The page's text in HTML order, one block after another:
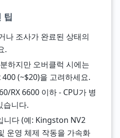
팁
나 조사가 완료된 상태의
.
하지만 오버클럭 시에는
(~$20)을 고려하세요.
RX 6600 이하 - CPU가 병
습니다.
니다 (예: Kingston NV2
운영 체제 작동을 가속화